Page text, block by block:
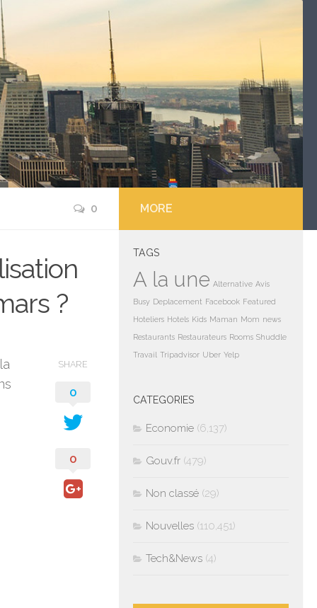
0
?
SHARE
0
0
MORE
TAGS
A la une Alternative Avis
Busy Deplacement Facebook Featured
Hoteliers Hotels Kids Maman Mom news
Restaurants Restaurateurs Rooms Shuddle
Travail Tripadvisor Uber Yelp
CATEGORIES
Economie (6,137)
Gouv.fr (479)
Non classé (29)
Nouvelles (110,451)
Tech&News (4)